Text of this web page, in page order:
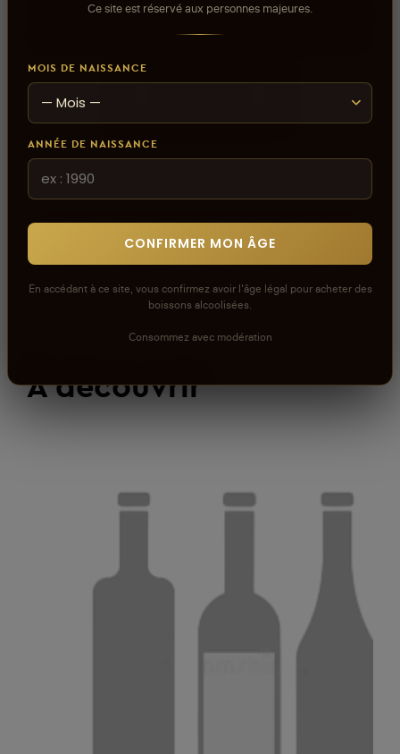
Connectez-vous pour donner votre opinion sur ce
produit ou tout autre produit dans lacaveprive.com
À découvrir
Ce site est réservé aux personnes majeures.
MOIS DE NAISSANCE
ANNÉE DE NAISSANCE
CONFIRMER MON ÂGE
En accédant à ce site, vous confirmez avoir l'âge légal pour acheter des
boissons alcoolisées.
Consommez avec modération